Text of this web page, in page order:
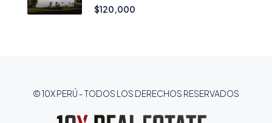
$120,000
© 10X PERÚ - TODOS LOS DERECHOS RESERVADOS